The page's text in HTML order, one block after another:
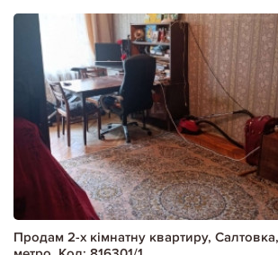
Продам 2-х кімнатну квартиру,